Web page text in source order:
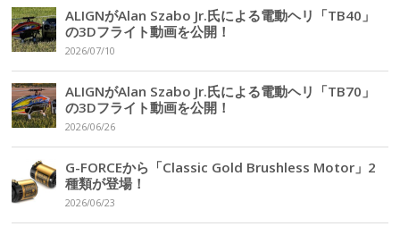
ALIGNがAlan Szabo Jr.氏による電動ヘリ「TB40」
の3Dフライト動画を公開！
2026/07/10
ALIGNがAlan Szabo Jr.氏による電動ヘリ「TB70」
の3Dフライト動画を公開！
2026/06/26
G-FORCEから「Classic Gold Brushless Motor」2
種類が登場！
2026/06/23